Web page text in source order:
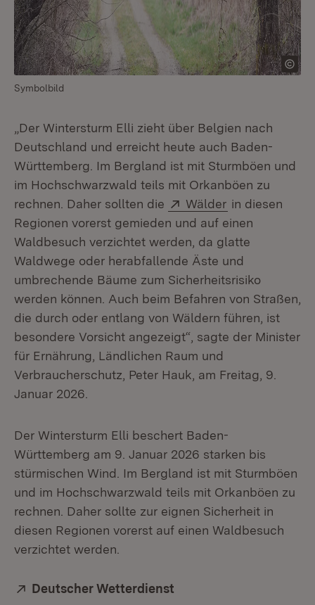
Symbolbild
„Der Wintersturm Elli zieht über Belgien nach
Deutschland und erreicht heute auch Baden-
Württemberg. Im Bergland ist mit Sturmböen und
im Hochschwarzwald teils mit Orkanböen zu
rechnen. Daher sollten die
Extern:
Wälder (Öffnet in
in diesen
Regionen vorerst gemieden und auf einen
Waldbesuch verzichtet werden, da glatte
Waldwege oder herabfallende Äste und
umbrechende Bäume zum Sicherheitsrisiko
werden können. Auch beim Befahren von Straßen,
die durch oder entlang von Wäldern führen, ist
besondere Vorsicht angezeigt“, sagte der Minister
für Ernährung, Ländlichen Raum und
Verbraucherschutz, Peter Hauk, am Freitag, 9.
Januar 2026.
Der Wintersturm Elli beschert Baden-
Württemberg am 9. Januar 2026 starken bis
stürmischen Wind. Im Bergland ist mit Sturmböen
und im Hochschwarzwald teils mit Orkanböen zu
rechnen. Daher sollte zur eignen Sicherheit in
diesen Regionen vorerst auf einen Waldbesuch
verzichtet werden.
Extern:
Deutscher Wetterdienst